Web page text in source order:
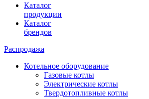
Каталог
продукции
Каталог
брендов
Распродажа
Котельное оборудование
Газовые котлы
Электрические котлы
Твердотопливные котлы